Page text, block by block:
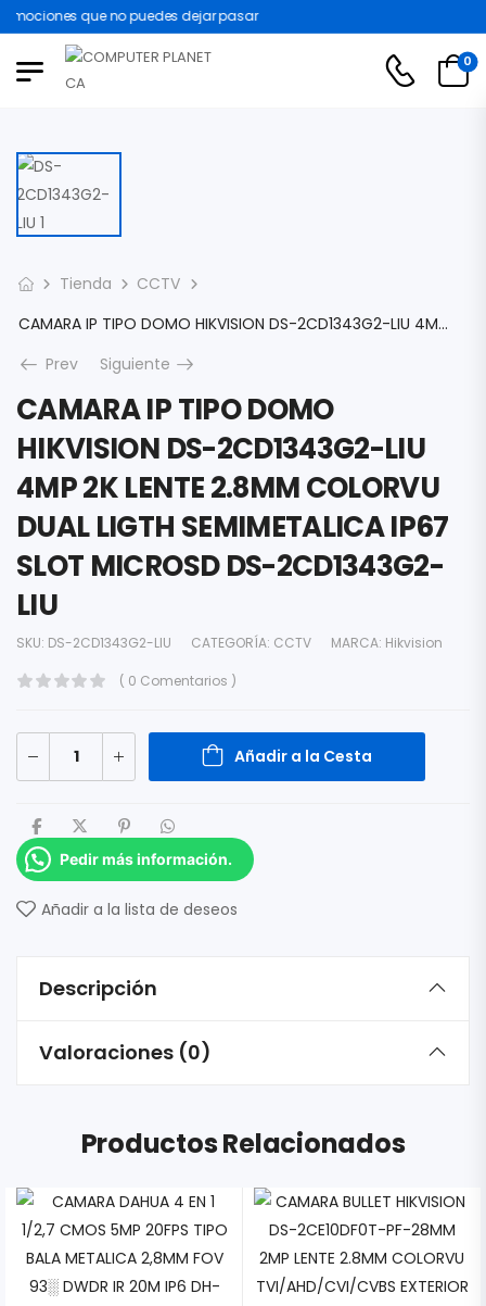
que no puedes dejar pasar
0
Tienda
CCTV
CAMARA IP TIPO DOMO HIKVISION DS-2CD1343G2-LIU 4MP 2K LENTE 2.8MM COLORVU DUAL LIGTH SEMIMETALICA IP67 SLOT MICROSD DS-2CD1343G2-LIU
Prev
Siguiente
CAMARA IP TIPO DOMO
HIKVISION DS-2CD1343G2-LIU
4MP 2K LENTE 2.8MM COLORVU
DUAL LIGTH SEMIMETALICA IP67
SLOT MICROSD DS-2CD1343G2-
LIU
SKU: DS-2CD1343G2-LIU CATEGORÍA: CCTV MARCA: Hikvision
( 0 Comentarios )
Añadir a la Cesta
Pedir más información.
Añadir a la lista de deseos
Descripción
Valoraciones (0)
Productos Relacionados